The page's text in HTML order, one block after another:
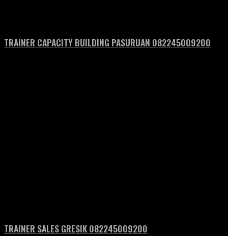
TRAINER CAPACITY BUILDING PASURUAN 082245009200
TRAINER SALES GRESIK 082245009200